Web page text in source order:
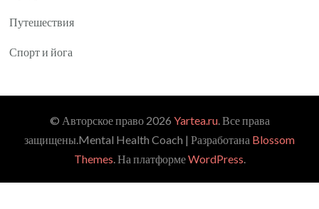
Путешествия
Спорт и йога
© Авторское право 2026 Yartea.ru. Все права
защищены.Mental Health Coach | Разработана Blossom
Themes. На платформеWordPress.